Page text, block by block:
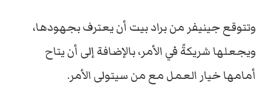
وتتوقع جينيفر من براد بيت أن يعترف بجهودها،
ويجعلها شريكةً في الأمر، بالإضافة إلى أن يتاح
أمامها خيار العمل مع من سيتولى الأمر.